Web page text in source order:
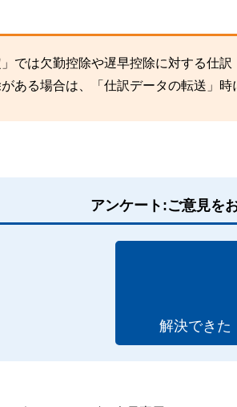
」では欠勤控除や遅早控除に対する仕
ある場合は、「仕訳データの転送」
アンケート:ご意見を
解決できた